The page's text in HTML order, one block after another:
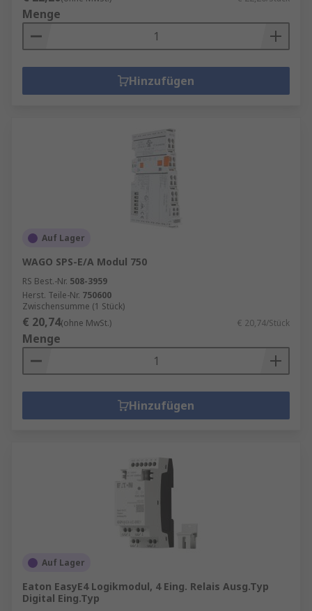
Menge
Hinzufügen
Auf Lager
WAGO SPS-E/A Modul 750
RS Best.-Nr. 508-3959
Herst. Teile-Nr. 750600
Zwischensumme (1 Stück)
€ 20,74(ohne MwSt.) € 20,74/Stück
Menge
Hinzufügen
Auf Lager
Eaton EasyE4 Logikmodul, 4 Eing. Relais Ausg.Typ
Digital Eing.Typ